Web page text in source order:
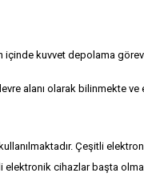
kuvvet depolama
alanı olarak bilinmekte ve
Çeşitli
elektronik cihazlar başta